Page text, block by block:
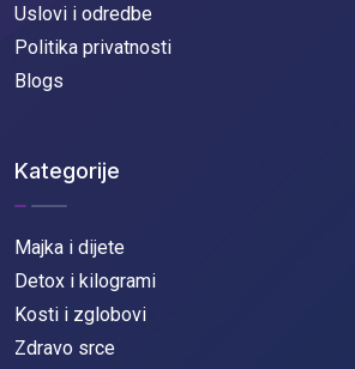
Uslovi i odredbe
Politika privatnosti
Blogs
Kategorije
Majka i dijete
Detox i kilogrami
Kosti i zglobovi
Zdravo srce